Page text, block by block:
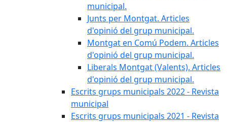
municipal.
Junts per Montgat. Articles
d'opinió del grup municipal.
Montgat en Comú Podem. Articles
d'opinió del grup municipal.
Liberals Montgat (Valents). Articles
d'opinió del grup municipal.
Escrits grups municipals 2022 - Revista
municipal
Escrits grups municipals 2021 - Revista